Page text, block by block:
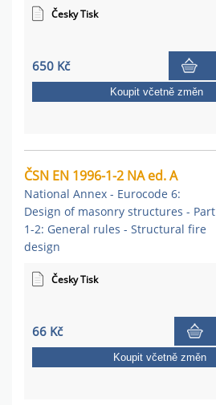
Česky Tisk
650 Kč
Koupit včetně změn
ČSN EN 1996-1-2 NA ed. A
National Annex - Eurocode 6:
Design of masonry structures - Part
1-2: General rules - Structural fire
design
Česky Tisk
66 Kč
Koupit včetně změn